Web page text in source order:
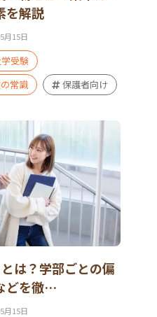
を解説
月15日
受験
常識
保護者向け
は？学部ごとの偏
どを徹…
月15日